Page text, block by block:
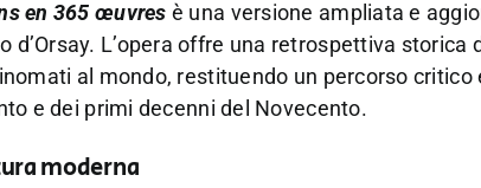
en 365 œuvres è una versione ampliata e
d’Orsay. L’opera offre una retrospettiva
al mondo, restituendo un percorso
e dei primi decenni del Novecento.
moderna